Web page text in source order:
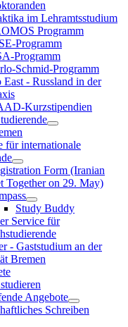
im Lehramtsstudium
Programm
Programm
Programm
Schmid-Programm
East - Russland in der
Kurzstipendien
für internationale
Form (Iranian
Together on 29. May)
Study Buddy
Service für
- Gaststudium an der
Bremen
Angebote
Schreiben